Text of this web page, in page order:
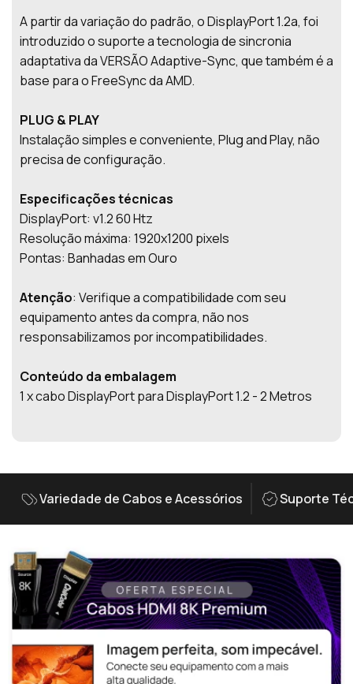
A partir da variação do padrão, o DisplayPort 1.2a, foi
introduzido o suporte a tecnologia de sincronia
adaptativa da VERSÃO Adaptive-Sync, que também é a
base para o FreeSync da AMD.
PLUG & PLAY
Instalação simples e conveniente, Plug and Play, não
precisa de configuração.
Especificações técnicas
DisplayPort: v1.2 60 Htz
Resolução máxima: 1920x1200 pixels
Pontas: Banhadas em Ouro
Atenção: Verifique a compatibilidade com seu
equipamento antes da compra, não nos
responsabilizamos por incompatibilidades.
Conteúdo da embalagem
1 x cabo DisplayPort para DisplayPort 1.2 - 2 Metros
Variedade de Cabos e Acessórios Suporte